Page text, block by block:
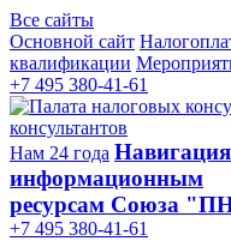
Все сайты
Основной сайт
квалификации
+7 495 380-41-61
консультантов
Нам 24 года
информационным
ресурсам Союза
+7 495 380‑41‑61